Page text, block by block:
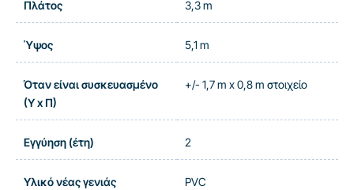
Πλάτος 3,3 m
Ύψος 5,1 m
Όταν είναι συσκευασμένο
(Υ x Π)
+/- 1,7 m x 0,8 m στοιχείο
Εγγύηση (έτη) 2
Υλικό νέας γενιάς PVC